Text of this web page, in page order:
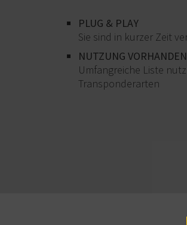
PLUG & PLAY
Sie sind in kurzer Zeit
NUTZUNG
Umfangreiche Liste
Transponderarten